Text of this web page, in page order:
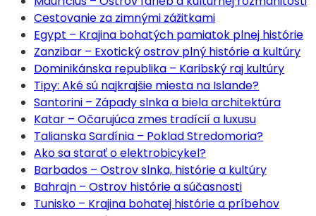
Cestovanie za zimnými zážitkami
Egypt – Krajina bohatých pamiatok plnej histórie
Zanzibar – Exotický ostrov plný histórie a kultúry
Dominikánska republika – Karibský raj kultúry
Tipy: Aké sú najkrajšie miesta na Islande?
Santorini – Západy slnka a biela architektúra
Katar – Očarujúca zmes tradícií a luxusu
Talianska Sardínia – Poklad Stredomoria?
Ako sa starať o elektrobicykel?
Barbados – Ostrov slnka, histórie a kultúry
Bahrajn – Ostrov histórie a súčasnosti
Tunisko – Krajina bohatej histórie a príbehov